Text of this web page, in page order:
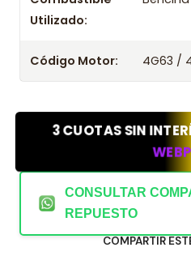
Utilizado:
Código Motor: 4G63 /
3 CUOTAS SIN
CONSULTAR
REPUESTO
COMPARTIR